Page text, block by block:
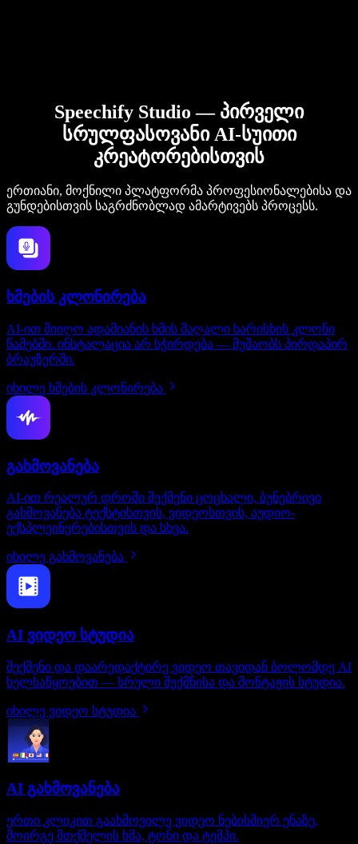
Speechify Studio — პირველი
სრულფასოვანი AI-სუითი
კრეატორებისთვის
ერთიანი, მოქნილი პლატფორმა პროფესიონალებისა და
გუნდებისთვის საგრძნობლად ამარტივებს პროცესს.
ხმების კლონირება
AI-ით მიიღო ადამიანის ხმის მაღალი ხარისხის კლონი
წამებში. ინსტალაცია არ სჭირდება — მუშაობს პირდაპირ
ბრაუზერში.
იხილე ხმების კლონირება
გახმოვანება
AI-ით რეალურ დროში შექმენი ცოცხალი, ბუნებრივი
გახმოვანება ტექსტისთვის, ვიდეოსთვის, აუდიო-
ექსპლეინერებისთვის და სხვა.
იხილე გახმოვანება
AI ვიდეო სტუდია
შექმენი და დაარედაქტირე ვიდეო თავიდან ბოლომდე AI
ხელსაწყოებით — სრული შექმნისა და მონტაჟის სტუდია.
იხილე ვიდეო სტუდია
AI გახმოვანება
ერთი კლიკით გაახმოვილე ვიდეო ნებისმიერ ენაზე,
მოირგე მთქმელის ხმა, ტონი და ტემპი.